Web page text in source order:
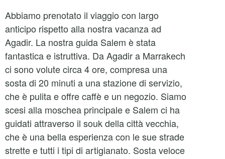
Abbiamo prenotato il viaggio con largo
anticipo rispetto alla nostra vacanza ad
Agadir. La nostra guida Salem è stata
fantastica e istruttiva. Da Agadir a Marrakech
ci sono volute circa 4 ore, compresa una
sosta di 20 minuti a una stazione di servizio,
che è pulita e offre caffè e un negozio. Siamo
scesi alla moschea principale e Salem ci ha
guidati attraverso il souk della città vecchia,
che è una bella esperienza con le sue strade
strette e tutti i tipi di artigianato. Sosta veloce